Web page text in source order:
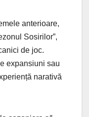
anterioare,
Sosirilor”,
de joc.
expansiuni sau
narativă